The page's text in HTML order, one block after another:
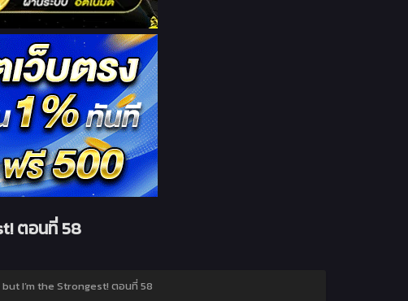
ตอนที่ 58
I’m the Strongest! ตอนที่ 58